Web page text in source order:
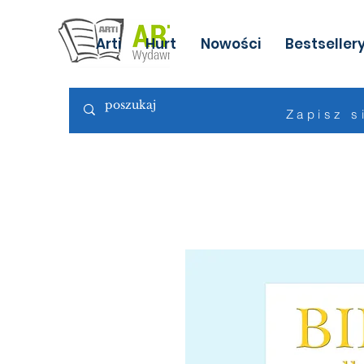
Arti Hurt Nowości
Zapisz